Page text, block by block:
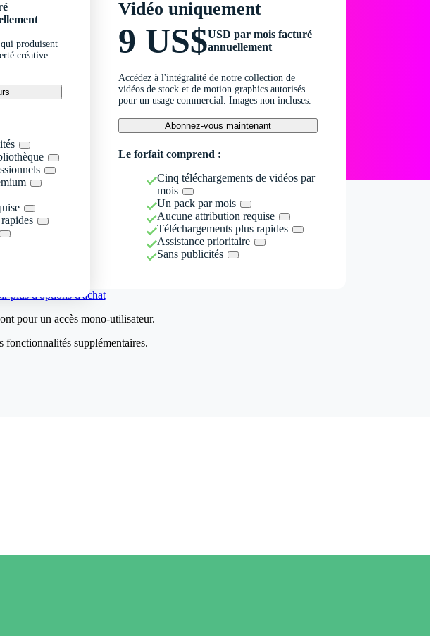
produisent
créative
Vidéo uniquement
9 US$USD par mois facturé
annuellement
Accédez à l'intégralité de notre collection de
vidéos de stock et de motion graphics autorisés
pour un usage commercial. Images non incluses.
Abonnez-vous maintenant
Le forfait comprend :
Cinq téléchargements de vidéos par
mois
Un pack par mois
Aucune attribution requise
Téléchargements plus rapides
Assistance prioritaire
Sans publicités
plus d'options d'achat
pour un accès mono-utilisateur.
fonctionnalités supplémentaires.